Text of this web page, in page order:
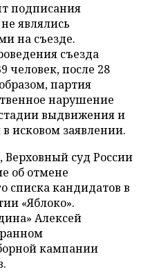
подписания
являлись
на съезде.
съезда
человек, после 28
партия
нарушение
выдвижения и
в исковом заявлении.
Верховный суд России
об отмене
списка кандидатов в
«Яблоко».
Алексей
кампании